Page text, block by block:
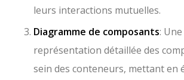
leurs interactions mutuelles.
Diagramme de composants: Une
représentation détaillée des
sein des conteneurs, mettant en